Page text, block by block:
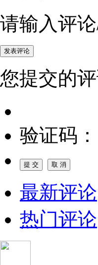
请输入评
您提交的
验证码：
最新评论
热门评论